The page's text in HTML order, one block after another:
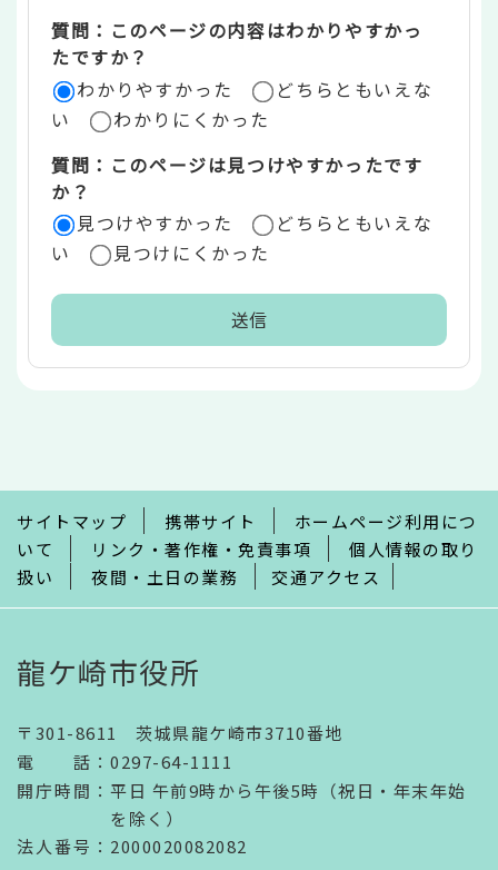
リ
ア
質問：このページの内容はわかりやすかっ
たですか？
わかりやすかった
どちらともいえな
い
わかりにくかった
質問：このページは見つけやすかったです
か？
見つけやすかった
どちらともいえな
い
見つけにくかった
で
サイトマップ 携帯サイト
ホームページ利用につ
いて
リンク・著作権・免責事項
個人情報の取り
扱い
夜間・土日の業務 交通アクセス
龍ケ崎市役所
〒301-8611 茨城県龍ケ崎市3710番地
電話 ： 0297-64-1111
開庁時間 ： 平日 午前9時から午後5時（祝日・年末年始
を除く）
法人番号 ：2000020082082